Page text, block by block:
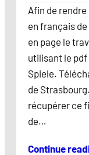
Afin de
en français
en page le
utilisant le pdf
Spiele.
de
récupérer ce
de…
Continue